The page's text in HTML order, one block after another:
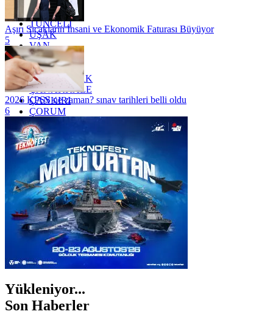
TRABZON
TUNCELİ
UŞAK
VAN
YALOVA
YOZGAT
ZONGULDAK
ÇANAKKALE
ÇANKIRI
ÇORUM
İSTANBUL
İZMİR
ŞANLIURFA
ŞIRNAK
Aşırı Sıcakların İnsani ve Ekonomik Faturası Büyüyor
5
2026 KPSS ne zaman? sınav tarihleri belli oldu
6
Yükleniyor...
Son Haberler